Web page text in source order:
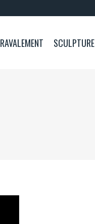
RAVALEMENT SCULPTURE